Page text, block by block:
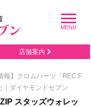
店舗案内
報】クロムハーツ「REC F
｜ダイヤモンドセブン
スタッズウォレッ